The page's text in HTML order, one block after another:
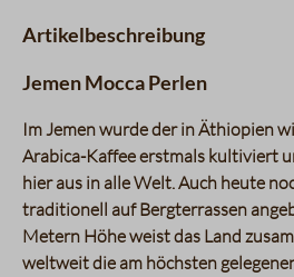
Artikelbeschreibung
Jemen Mocca Perlen
Im Jemen wurde der in Äthiopien
Arabica-Kaffee erstmals kultiviert
hier aus in alle Welt. Auch heute
traditionell auf Bergterrassen
Metern Höhe weist das Land
weltweit die am höchsten